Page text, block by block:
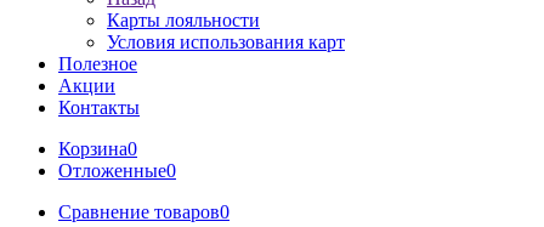
Карты лояльности
Условия использования карт
Полезное
Акции
Контакты
Корзина0
Отложенные0
Сравнение товаров0